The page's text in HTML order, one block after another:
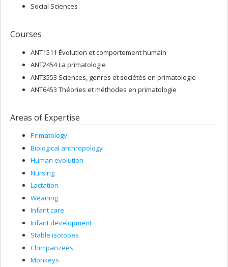
Social Sciences
Courses
ANT1511 Évolution et comportement humain
ANT2454 La primatologie
ANT3553 Sciences, genres et sociétés en primatologie
ANT6453 Théories et méthodes en primatologie
Areas of Expertise
Primatology
Biological anthropology
Human evolution
Nursing
Lactation
Weaning
Infant care
Infant development
Stable isotopes
Chimpanzees
Monkeys